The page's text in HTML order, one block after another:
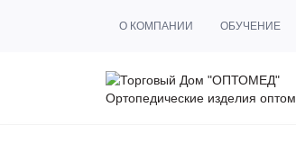
О КОМПАНИИ ОБУЧЕНИЕ
Ортопедические изделия оптом